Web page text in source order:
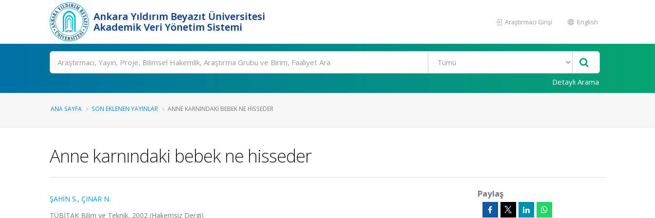
Ankara Yıldırım Beyazıt Üniversitesi
Akademik Veri Yönetim Sistemi
Araştırmacı Girişi English
Ara
Detaylı Arama
ANA SAYFA SON EKLENEN YAYINLAR ANNE KARNINDAKI BEBEK NE HISSEDER
Anne karnındaki bebek ne hisseder
ŞAHİN S., ÇINAR N.
TÜBİTAK Bilim ve Teknik, 2002 (Hakemsiz Dergi)
Paylaş